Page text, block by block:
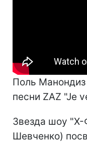
Поль
песни ZAZ "Je
Звезда шоу "Х-
Шевченко)